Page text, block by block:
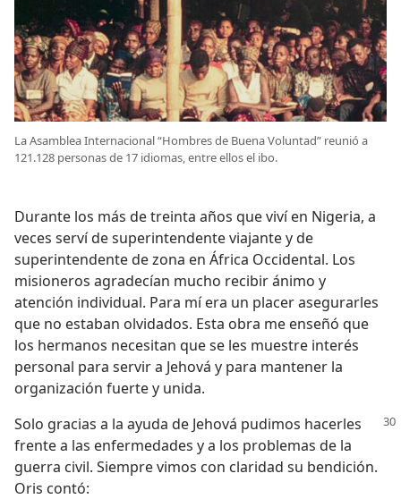
La Asamblea Internacional “Hombres de Buena Voluntad” reunió a
121.128 personas de 17 idiomas, entre ellos el ibo.
Durante los más de treinta años que viví en Nigeria, a
veces serví de superintendente viajante y de
superintendente de zona en África Occidental. Los
misioneros agradecían mucho recibir ánimo y
atención individual. Para mí era un placer asegurarles
que no estaban olvidados. Esta obra me enseñó que
los hermanos necesitan que se les muestre interés
personal para servir a Jehová y para mantener la
organización fuerte y unida.
Solo gracias a la ayuda de Jehová pudimos hacerles
frente a las enfermedades y a los problemas de la
guerra civil. Siempre vimos con claridad su bendición.
Oris contó: